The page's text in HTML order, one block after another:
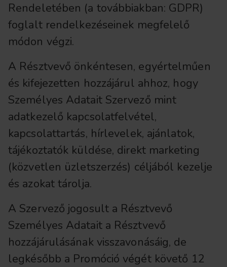
Rendeletében (a továbbiakban: GDPR)
foglalt rendelkezéseinek megfelelő
módon végzi.
A Résztvevő önkéntesen, egyértelműen
és kifejezetten hozzájárul ahhoz, hogy
Személyes Adatait Szervező mint
adatkezelő kapcsolatfelvétel,
kapcsolattartás, hírlevelek, ajánlatok,
tájékoztatók küldése, direkt marketing
(közvetlen üzletszerzés) céljából kezelje
és azokat tárolja.
A Szervező jogosult a Résztvevő
Személyes Adatait a Résztvevő
hozzájárulásának visszavonásáig, de
legkésőbb a Promóció végét követő 12